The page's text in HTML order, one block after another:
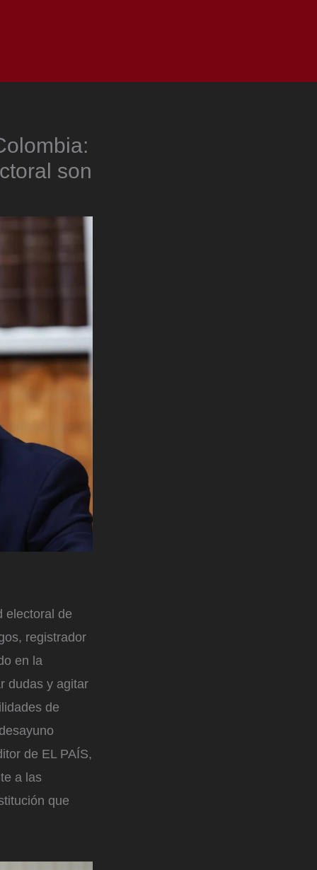
son
electoral de
registrador
en la
dudas y agitar
de
de EL PAÍS,
a las
que